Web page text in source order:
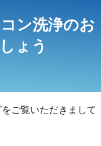
ン洗浄のお
ょう
ご覧いただきまして